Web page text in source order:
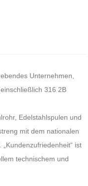
Unternehmen,
316 2B
Edelstahlspulen und
mit dem nationalen
ist
technischem und